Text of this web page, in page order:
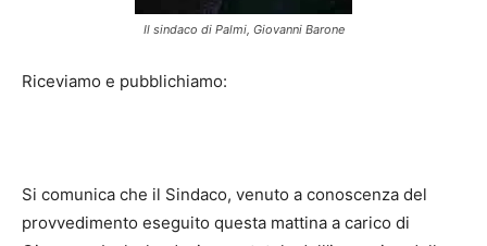
Il sindaco di Palmi, Giovanni Barone
Riceviamo e pubblichiamo:
Si comunica che il Sindaco, venuto a conoscenza del
provvedimento eseguito questa mattina a carico di